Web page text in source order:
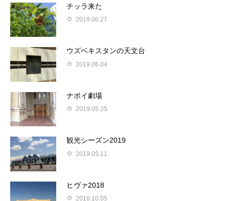
チッラ来た
2019.06.27
ウズベキスタンの天文台
2019.06.04
ナボイ劇場
2019.05.25
観光シーズン2019
2019.05.11
ヒヴァ2018
2018.10.05